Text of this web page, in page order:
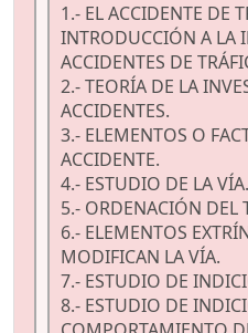
1.- EL ACCIDENTE DE
INTRODUCCIÓN A LA
ACCIDENTES DE
2.- TEORÍA DE LA
ACCIDENTES.
3.- ELEMENTOS O
ACCIDENTE.
4.- ESTUDIO DE LA VÍA.
5.- ORDENACIÓN DEL
6.- ELEMENTOS
MODIFICAN LA VÍA.
7.- ESTUDIO DE
8.- ESTUDIO DE